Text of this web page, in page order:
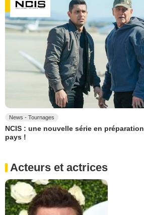
News - Tournages
NCIS : une nouvelle série en
pays !
Acteurs et actrices